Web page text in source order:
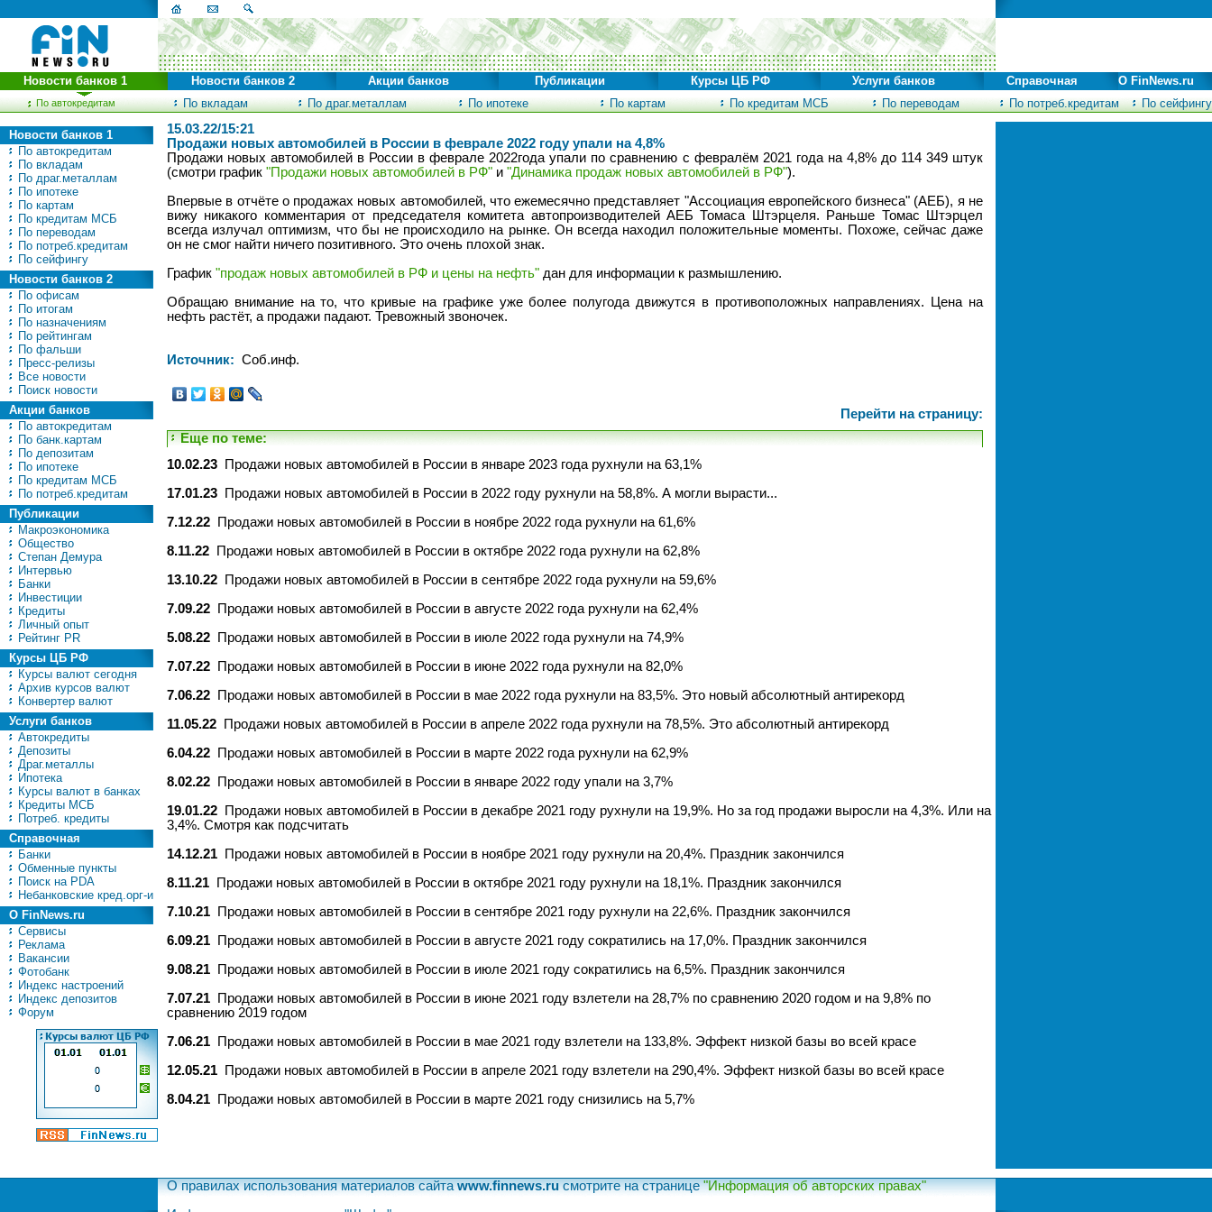
По автокредитам По вкладам По драг.металлам По ипотеке По картам По кредитам МСБ По переводам По потреб.кредитам По сейфингу
Новости банков 1 Новости банков 2 Акции банков Публикации Курсы ЦБ РФ Услуги банков Справочная О FinNews.ru
Новости банков 1
По автокредитам
По вкладам
По драг.металлам
По ипотеке
По картам
По кредитам МСБ
По переводам
По потреб.кредитам
По сейфингу
Новости банков 2
По офисам
По итогам
По назначениям
По рейтингам
По фальши
Пресс-релизы
Все новости
Поиск новости
Акции банков
По автокредитам
По банк.картам
По депозитам
По ипотеке
По кредитам МСБ
По потреб.кредитам
Публикации
Макроэкономика
Общество
Степан Демура
Интервью
Банки
Инвестиции
Кредиты
Личный опыт
Рейтинг PR
Курсы ЦБ РФ
Курсы валют сегодня
Архив курсов валют
Конвертер валют
Услуги банков
Автокредиты
Депозиты
Драг.металлы
Ипотека
Курсы валют в банках
Кредиты МСБ
Потреб. кредиты
Справочная
Банки
Обменные пункты
Поиск на PDA
Небанковские кред.орг-и
О FinNews.ru
Сервисы
Реклама
Вакансии
Фотобанк
Индекс настроений
Индекс депозитов
Форум
15.03.22/15:21
Продажи новых автомобилей в России в феврале 2022 году упали на 4,8%
Продажи новых автомобилей в России в феврале 2022года упали по сравнению с февралём 2021 года на 4,8% до 114 349 штук
(смотри график "Продажи новых автомобилей в РФ" и "Динамика продаж новых автомобилей в РФ").
Впервые в отчёте о продажах новых автомобилей, что ежемесячно представляет "Ассоциация европейского бизнеса" (АЕБ), я не
вижу никакого комментария от председателя комитета автопроизводителей АЕБ Томаса Штэрцеля. Раньше Томас Штэрцел
всегда излучал оптимизм, что бы не происходило на рынке. Он всегда находил положительные моменты. Похоже, сейчас даже
он не смог найти ничего позитивного. Это очень плохой знак.
График "продаж новых автомобилей в РФ и цены на нефть" дан для информации к размышлению.
Обращаю внимание на то, что кривые на графике уже более полугода движутся в противоположных направлениях. Цена на
нефть растёт, а продажи падают. Тревожный звоночек.
Источник: Соб.инф.
Перейти на страницу:
Еще по теме:
10.02.23
Продажи новых автомобилей в России в январе 2023 года рухнули на 63,1%
17.01.23
Продажи новых автомобилей в России в 2022 году рухнули на 58,8%. А могли вырасти...
7.12.22
Продажи новых автомобилей в России в ноябре 2022 года рухнули на 61,6%
8.11.22
Продажи новых автомобилей в России в октябре 2022 года рухнули на 62,8%
13.10.22
Продажи новых автомобилей в России в сентябре 2022 года рухнули на 59,6%
7.09.22
Продажи новых автомобилей в России в августе 2022 года рухнули на 62,4%
5.08.22
Продажи новых автомобилей в России в июле 2022 года рухнули на 74,9%
7.07.22
Продажи новых автомобилей в России в июне 2022 года рухнули на 82,0%
7.06.22
Продажи новых автомобилей в России в мае 2022 года рухнули на 83,5%. Это новый абсолютный антирекорд
11.05.22
Продажи новых автомобилей в России в апреле 2022 года рухнули на 78,5%. Это абсолютный антирекорд
6.04.22
Продажи новых автомобилей в России в марте 2022 года рухнули на 62,9%
8.02.22
Продажи новых автомобилей в России в январе 2022 году упали на 3,7%
19.01.22
Продажи новых автомобилей в России в декабре 2021 году рухнули на 19,9%. Но за год продажи выросли на 4,3%. Или на
3,4%. Смотря как подсчитать
14.12.21
Продажи новых автомобилей в России в ноябре 2021 году рухнули на 20,4%. Праздник закончился
8.11.21
Продажи новых автомобилей в России в октябре 2021 году рухнули на 18,1%. Праздник закончился
7.10.21
Продажи новых автомобилей в России в сентябре 2021 году рухнули на 22,6%. Праздник закончился
6.09.21
Продажи новых автомобилей в России в августе 2021 году сократились на 17,0%. Праздник закончился
9.08.21
Продажи новых автомобилей в России в июле 2021 году сократились на 6,5%. Праздник закончился
7.07.21
Продажи новых автомобилей в России в июне 2021 году взлетели на 28,7% по сравнению 2020 годом и на 9,8% по
сравнению 2019 годом
7.06.21
Продажи новых автомобилей в России в мае 2021 году взлетели на 133,8%. Эффект низкой базы во всей красе
12.05.21
Продажи новых автомобилей в России в апреле 2021 году взлетели на 290,4%. Эффект низкой базы во всей красе
8.04.21
Продажи новых автомобилей в России в марте 2021 году снизились на 5,7%
О правилах использования материалов сайтаwww.finnews.ruсмотрите на странице"Информация об авторских правах"